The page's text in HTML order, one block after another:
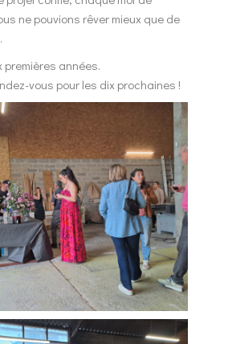
ne pouvions rêver mieux que de
premières années.
vous pour les dix prochaines !